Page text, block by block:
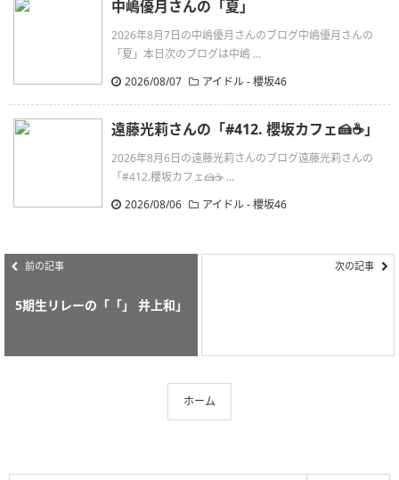
中嶋優月さんの「夏」
2026年8月7日の中嶋優月さんのブログ中嶋優月さんの
「夏」本日次のブログは中嶋 ...
2026/08/07
アイドル - 櫻坂46
遠藤光莉さんの「#412. 櫻坂カフェ🍰☕️」
2026年8月6日の遠藤光莉さんのブログ遠藤光莉さんの
「#412.櫻坂カフェ🍰☕ ...
2026/08/06
アイドル - 櫻坂46
前の記事
5期生リレーの「「」 井上和」
次の記事
ホーム